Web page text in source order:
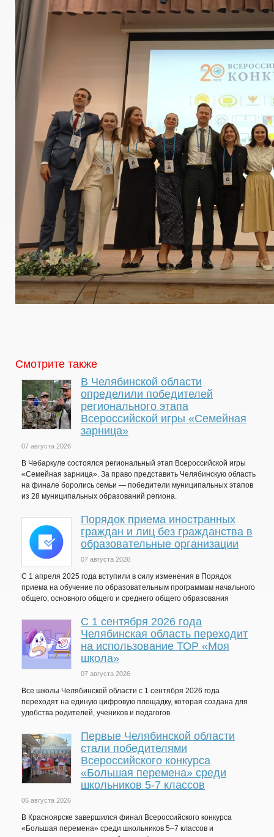
Смотрите также
В Челябинской области
определили победителей
регионального этапа
Всероссийской игры «Семейная
зарница»
07 августа 2026
В Чебаркуле состоялся региональный этап Всероссийской игры
«Семейная зарница». За право представить Челябинскую область
на финале боролись семьи — победители муниципальных этапов
из 28 муниципальных образований региона.
Порядок приема иностранных
граждан и лиц без гражданства в
образовательные организации
07 августа 2026
С 1 апреля 2025 года вступили в силу изменения в Порядок
приема на обучение по образовательным программам начального
общего, основного общего и среднего общего образования
С 1 сентября 2026 года
Челябинская область переходит
на использование ТОР «Моя
школа»
07 августа 2026
Все школы Челябинской области с 1 сентября 2026 года
переходят на единую цифровую площадку, которая создана для
удобства родителей, учеников и педагогов.
Первые Челябинской области
стали победителями
Всероссийского конкурса
«Большая перемена» среди
школьников 5-7 классов
06 августа 2026
В Красноярске завершился финал Всероссийского конкурса
«Большая перемена» среди школьников 5–7 классов и